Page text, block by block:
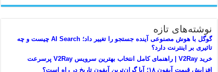
نوشته‌های تازه
گوگل با هوش مصنوعی آینده جستجو را تغییر داد؛ AI Search چیست و چه
تاثیری بر اینترنت دارد؟
خرید V2Ray | راهنمای کامل انتخاب بهترین سرویس V2Ray پرسرعت
افزایش قیمت آیفون ۱۸؛ آیا گران‌ترین آیفون تاریخ در راه است؟